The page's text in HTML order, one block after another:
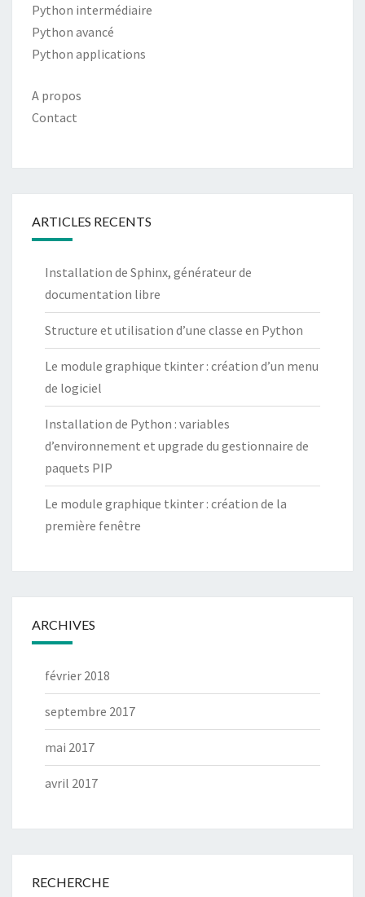
Python intermédiaire
Python avancé
Python applications
A propos
Contact
ARTICLES RECENTS
Installation de Sphinx, générateur de
documentation libre
Structure et utilisation d’une classe en Python
Le module graphique tkinter : création d’un menu
de logiciel
Installation de Python : variables
d’environnement et upgrade du gestionnaire de
paquets PIP
Le module graphique tkinter : création de la
première fenêtre
ARCHIVES
février 2018
septembre 2017
mai 2017
avril 2017
RECHERCHE